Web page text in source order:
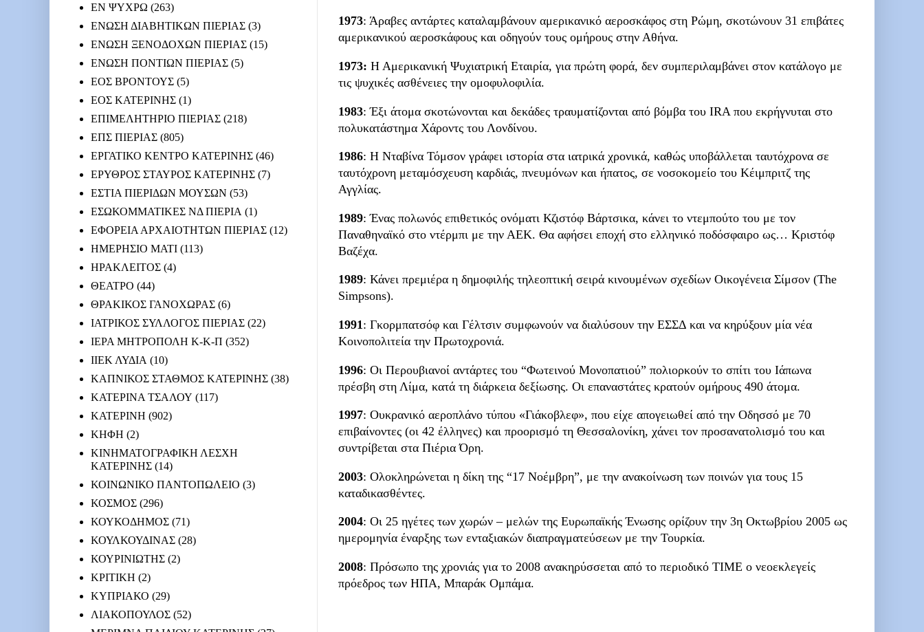
1973: Άραβες αντάρτες καταλαμβάνουν αμερικανικό αεροσκάφος στη Ρώμη, σκοτώνουν 31 επιβάτες
αμερικανικού αεροσκάφους και οδηγούν τους ομήρους στην Αθήνα.
1973: Η Αμερικανική Ψυχιατρική Εταιρία, για πρώτη φορά, δεν συμπεριλαμβάνει στον κατάλογο με
τις ψυχικές ασθένειες την ομοφυλοφιλία.
1983: Έξι άτομα σκοτώνονται και δεκάδες τραυματίζονται από βόμβα του IRA που εκρήγνυται στο
πολυκατάστημα Χάροντς του Λονδίνου.
1986: Η Νταβίνα Τόμσον γράφει ιστορία στα ιατρικά χρονικά, καθώς υποβάλλεται ταυτόχρονα σε
ταυτόχρονη μεταμόσχευση καρδιάς, πνευμόνων και ήπατος, σε νοσοκομείο του Κέιμπριτζ της
Αγγλίας.
1989: Ένας πολωνός επιθετικός ονόματι Κζιστόφ Βάρτσικα, κάνει το ντεμπούτο του με τον
Παναθηναϊκό στο ντέρμπι με την ΑΕΚ. Θα αφήσει εποχή στο ελληνικό ποδόσφαιρο ως… Κριστόφ
Βαζέχα.
1989: Κάνει πρεμιέρα η δημοφιλής τηλεοπτική σειρά κινουμένων σχεδίων Οικογένεια Σίμσον (The
Simpsons).
1991: Γκορμπατσόφ και Γέλτσιν συμφωνούν να διαλύσουν την ΕΣΣΔ και να κηρύξουν μία νέα
Κοινοπολιτεία την Πρωτοχρονιά.
1996: Οι Περουβιανοί αντάρτες του “Φωτεινού Μονοπατιού” πολιορκούν το σπίτι του Ιάπωνα
πρέσβη στη Λίμα, κατά τη διάρκεια δεξίωσης. Οι επαναστάτες κρατούν ομήρους 490 άτομα.
1997: Ουκρανικό αεροπλάνο τύπου «Γιάκοβλεφ», που είχε απογειωθεί από την Οδησσό με 70
επιβαίνοντες (οι 42 έλληνες) και προορισμό τη Θεσσαλονίκη, χάνει τον προσανατολισμό του και
συντρίβεται στα Πιέρια Όρη.
2003: Ολοκληρώνεται η δίκη της “17 Νοέμβρη”, με την ανακοίνωση των ποινών για τους 15
καταδικασθέντες.
2004: Οι 25 ηγέτες των χωρών – μελών της Ευρωπαϊκής Ένωσης ορίζουν την 3η Οκτωβρίου 2005 ως
ημερομηνία έναρξης των ενταξιακών διαπραγματεύσεων με την Τουρκία.
2008: Πρόσωπο της χρονιάς για το 2008 ανακηρύσσεται από το περιοδικό TIME o νεοεκλεγείς
πρόεδρος των ΗΠΑ, Μπαράκ Ομπάμα.
ΕΝ ΨΥΧΡΩ (263)
ΕΝΩΣΗ ΔΙΑΒΗΤΙΚΩΝ ΠΙΕΡΙΑΣ (3)
ΕΝΩΣΗ ΞΕΝΟΔΟΧΩΝ ΠΙΕΡΙΑΣ (15)
ΕΝΩΣΗ ΠΟΝΤΙΩΝ ΠΙΕΡΙΑΣ (5)
ΕΟΣ ΒΡΟΝΤΟΥΣ (5)
ΕΟΣ ΚΑΤΕΡΙΝΗΣ (1)
ΕΠΙΜΕΛΗΤΗΡΙΟ ΠΙΕΡΙΑΣ (218)
ΕΠΣ ΠΙΕΡΙΑΣ (805)
ΕΡΓΑΤΙΚΟ ΚΕΝΤΡΟ ΚΑΤΕΡΙΝΗΣ (46)
ΕΡΥΘΡΟΣ ΣΤΑΥΡΟΣ ΚΑΤΕΡΙΝΗΣ (7)
ΕΣΤΙΑ ΠΙΕΡΙΔΩΝ ΜΟΥΣΩΝ (53)
ΕΣΩΚΟΜΜΑΤΙΚΕΣ ΝΔ ΠΙΕΡΙΑ (1)
ΕΦΟΡΕΙΑ ΑΡΧΑΙΟΤΗΤΩΝ ΠΙΕΡΙΑΣ (12)
ΗΜΕΡΗΣΙΟ ΜΑΤΙ (113)
ΗΡΑΚΛΕΙΤΟΣ (4)
ΘΕΑΤΡΟ (44)
ΘΡΑΚΙΚΟΣ ΓΑΝΟΧΩΡΑΣ (6)
ΙΑΤΡΙΚΟΣ ΣΥΛΛΟΓΟΣ ΠΙΕΡΙΑΣ (22)
ΙΕΡΑ ΜΗΤΡΟΠΟΛΗ Κ-Κ-Π (352)
ΙΙΕΚ ΛΥΔΙΑ (10)
ΚΑΠΝΙΚΟΣ ΣΤΑΘΜΟΣ ΚΑΤΕΡΙΝΗΣ (38)
ΚΑΤΕΡΙΝΑ ΤΣΑΛΟΥ (117)
ΚΑΤΕΡΙΝΗ (902)
ΚΗΦΗ (2)
ΚΙΝΗΜΑΤΟΓΡΑΦΙΚΗ ΛΕΣΧΗ
ΚΑΤΕΡΙΝΗΣ (14)
ΚΟΙΝΩΝΙΚΟ ΠΑΝΤΟΠΩΛΕΙΟ (3)
ΚΟΣΜΟΣ (296)
ΚΟΥΚΟΔΗΜΟΣ (71)
ΚΟΥΛΚΟΥΔΙΝΑΣ (28)
ΚΟΥΡΙΝΙΩΤΗΣ (2)
ΚΡΙΤΙΚΗ (2)
ΚΥΠΡΙΑΚΟ (29)
ΛΙΑΚΟΠΟΥΛΟΣ (52)